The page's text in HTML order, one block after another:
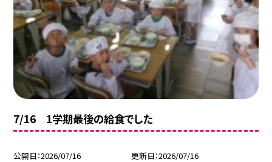
7/16 1学期最後の給食でした
公開日 2026/07/16 更新日 2026/07/16